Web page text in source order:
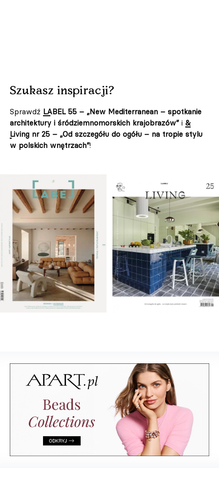
Szukasz inspiracji?
Sprawdź LABEL 55 – „New Mediterranean – spotkanie
architektury i śródziemnomorskich krajobrazów” i &
Living nr 25 – „Od szczegółu do ogółu – na tropie stylu
w polskich wnętrzach”!